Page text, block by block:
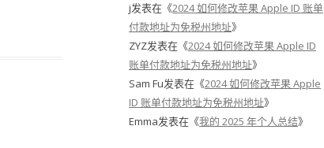
j发表在《2024 如何修改苹果 Apple ID 账单
付款地址为免税州地址》
ZYZ发表在《2024 如何修改苹果 Apple ID
账单付款地址为免税州地址》
Sam Fu发表在《2024 如何修改苹果 Apple
ID 账单付款地址为免税州地址》
Emma发表在《我的 2025 年个人总结》